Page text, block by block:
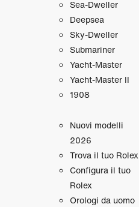
Sea‑Dweller
Deepsea
Sky‑Dweller
Submariner
Yacht‑Master
Yacht‑Master II
1908
Nuovi modelli
2026
Trova il tuo Rolex
Configura il tuo
Rolex
Orologi da uomo